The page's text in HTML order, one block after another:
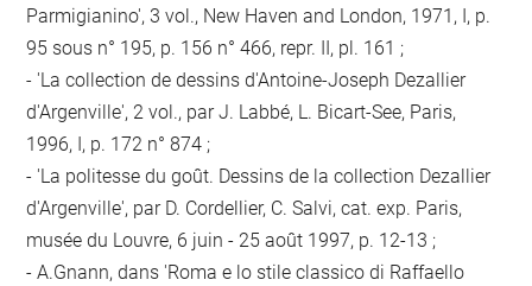
Parmigianino', 3 vol., New Haven and London, 1971, I, p.
95 sous n° 195, p. 156 n° 466, repr. II, pl. 161 ;
- 'La collection de dessins d'Antoine-Joseph Dezallier
d'Argenville', 2 vol., par J. Labbé, L. Bicart-See, Paris,
1996, I, p. 172 n° 874 ;
- 'La politesse du goût. Dessins de la collection Dezallier
d'Argenville', par D. Cordellier, C. Salvi, cat. exp. Paris,
musée du Louvre, 6 juin - 25 août 1997, p. 12-13 ;
- A.Gnann, dans 'Roma e lo stile classico di Raffaello